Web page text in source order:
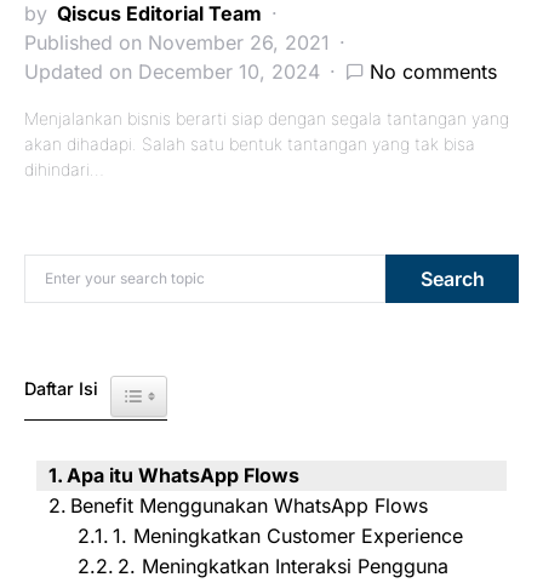
by Qiscus Editorial Team
Published on November 26, 2021
Updated on December 10, 2024
No comments
Menjalankan bisnis berarti siap dengan segala tantangan yang
akan dihadapi. Salah satu bentuk tantangan yang tak bisa
dihindari…
Search for: Search
Daftar Isi Toggle Table of Content
Apa itu WhatsApp Flows
Benefit Menggunakan WhatsApp Flows
1. Meningkatkan Customer Experience
2. Meningkatkan Interaksi Pengguna